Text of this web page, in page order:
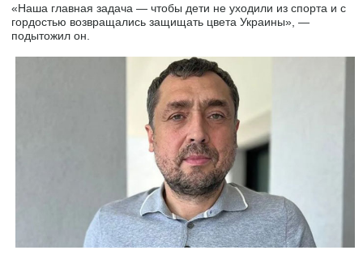
«Наша главная задача — чтобы дети не уходили из спорта и с
гордостью возвращались защищать цвета Украины», —
подытожил он.